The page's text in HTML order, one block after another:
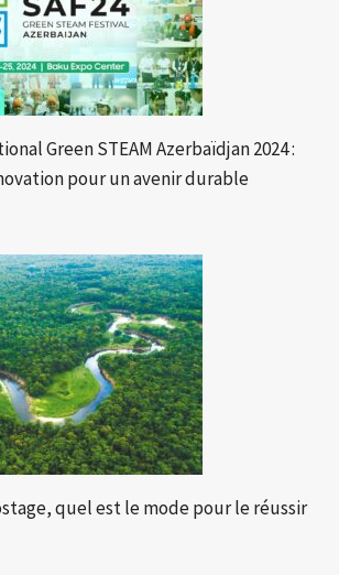
Green STEAM Azerbaïdjan 2024 :
pour un avenir durable
quel est le mode pour le réussir